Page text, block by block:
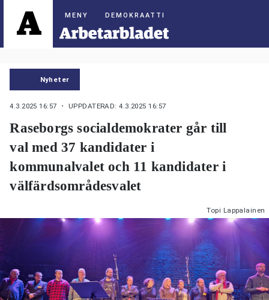
DEMOKRAATTI
Nyheter
4.3.2025 16:57 ・ UPPDATERAD: 4.3.2025 16:57
Raseborgs socialdemokrater går till
val med 37 kandidater i
kommunalvalet och 11 kandidater i
välfärdsområdesvalet
Topi Lappalainen